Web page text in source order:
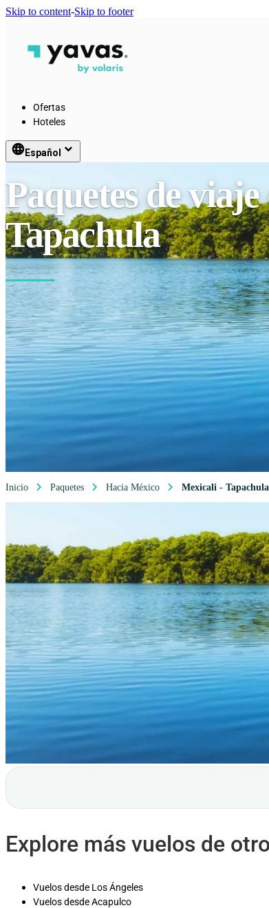
Skip to content-Skip to footer
Ofertas
Hoteles
languageEspañol keyboard_arrow_down
Paquetes de
Tapachula
Inicio Paquetes Hacia México Mexicali - Tapachula
Explore más vuelos de
Vuelos desde Los Ángeles
Vuelos desde Acapulco